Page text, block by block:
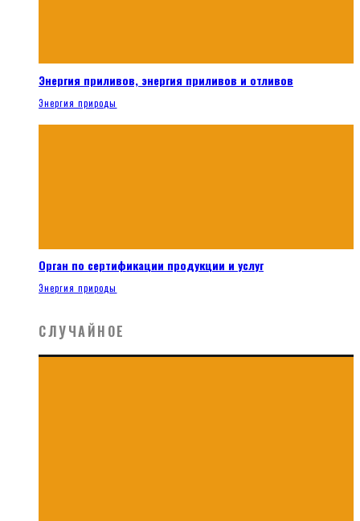
Энергия приливов, энергия приливов и отливов
Энергия природы
Орган по сертификации продукции и услуг
Энергия природы
СЛУЧАЙНОЕ